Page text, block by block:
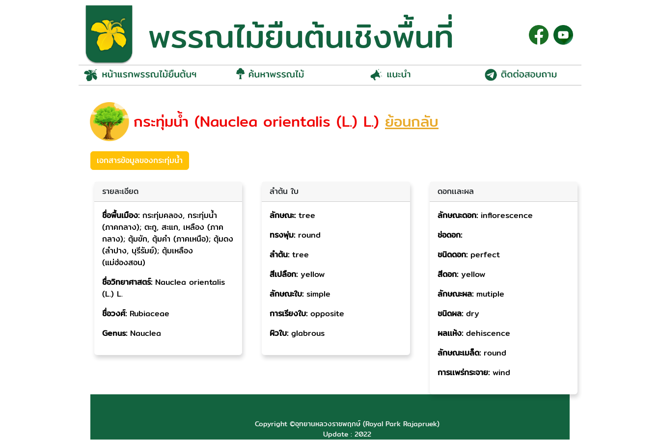
พรรณไม้ยืนต้นเชิงพื้นที่
กระทุ่มน้ำ (Nauclea orientalis (L.) L.) ย้อนกลับ
เอกสารข้อมูลของกระทุ่มน้ำ
รายละเอียด
ชื่อพื้นเมือง: กระทุ่มคลอง, กระทุ่มน้ำ
(ภาคกลาง); ตะกู, สะแก, เหลือง (ภาค
กลาง); ตุ้มขัก, ตุ้มคำ (ภาคเหนือ); ตุ้มดง
(ลำปาง, บุรีรัมย์); ตุ้มเหลือง
(แม่ฮ่องสอน)
ชื่อวิทยาศาสตร์: Nauclea orientalis
(L.) L.
ชื่อวงศ์: Rubiaceae
Genus: Nauclea
ลำต้น ใบ
ลักษณะ:tree
ทรงพุ่ม: round
ลำต้น:tree
สีเปลือก:yellow
ลักษณะใบ:simple
การเรียงใบ:opposite
ผิวใบ:glabrous
ดอกเเละผล
ลักษณะดอก: inflorescence
ช่อดอก:
ชนิดดอก: perfect
สีดอก: yellow
ลักษณะผล: mutiple
ชนิดผล: dry
ผลเเห้ง: dehiscence
ลักษณะเมล็ด: round
การเเพร่กระจาย: wind
Copyright ©อุทยานหลวงราชพฤกษ์ (Royal Park Rajapruek)
Update : 2022